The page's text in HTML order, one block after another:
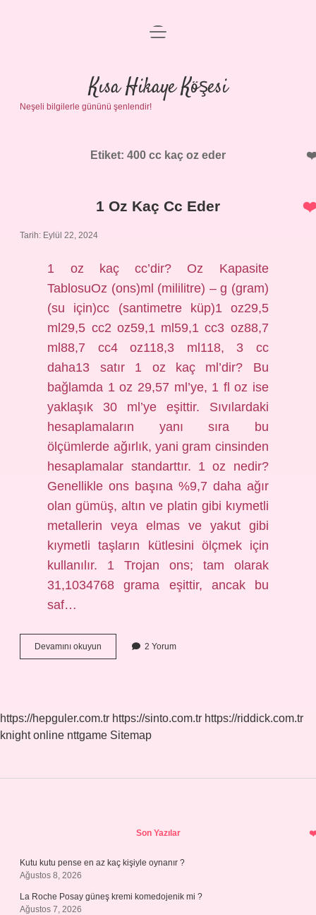
Anasayfa
Gizlilik Politikası
Yasal Uyarı
menüyü
Kısa Hikaye Köşesi
Neşeli bilgilerle gününü şenlendir!
Etiket: 400 cc kaç oz eder
1 Oz Kaç Cc Eder
Tarih: Eylül 22, 2024
1 oz kaç cc’dir? Oz Kapasite
TablosuOz (ons)ml (mililitre) – g (gram)
(su için)cc (santimetre küp)1 oz29,5
ml29,5 cc2 oz59,1 ml59,1 cc3 oz88,7
ml88,7 cc4 oz118,3 ml118, 3 cc
daha13 satır 1 oz kaç ml’dir? Bu
bağlamda 1 oz 29,57 ml’ye, 1 fl oz ise
yaklaşık 30 ml’ye eşittir. Sıvılardaki
hesaplamaların yanı sıra bu
ölçümlerde ağırlık, yani gram cinsinden
hesaplamalar standarttır. 1 oz nedir?
Genellikle ons başına %9,7 daha ağır
olan gümüş, altın ve platin gibi kıymetli
metallerin veya elmas ve yakut gibi
kıymetli taşların kütlesini ölçmek için
kullanılır. 1 Trojan ons; tam olarak
31,1034768 grama eşittir, ancak bu
saf…
Devamını okuyun
Oz
2 Yorum
https://hepguler.com.tr https://sinto.com.tr https://riddick.com.tr
knight online nttgame Sitemap
Son Yazılar
Kutu kutu pense en az kaç kişiyle oynanır ?
Ağustos 8, 2026
La Roche Posay güneş kremi komedojenik mi ?
Ağustos 7, 2026